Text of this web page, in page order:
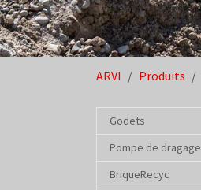
ARVI Produits
Godets
Pompe de dragage
BriqueRecyc